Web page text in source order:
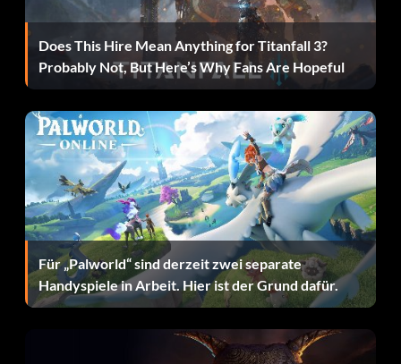
Does This Hire Mean Anything for Titanfall 3?
Probably Not, But Here’s Why Fans Are Hopeful
Für „Palworld“ sind derzeit zwei separate
Handyspiele in Arbeit. Hier ist der Grund dafür.